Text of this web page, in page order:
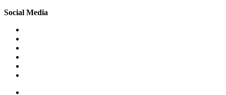
Social Media